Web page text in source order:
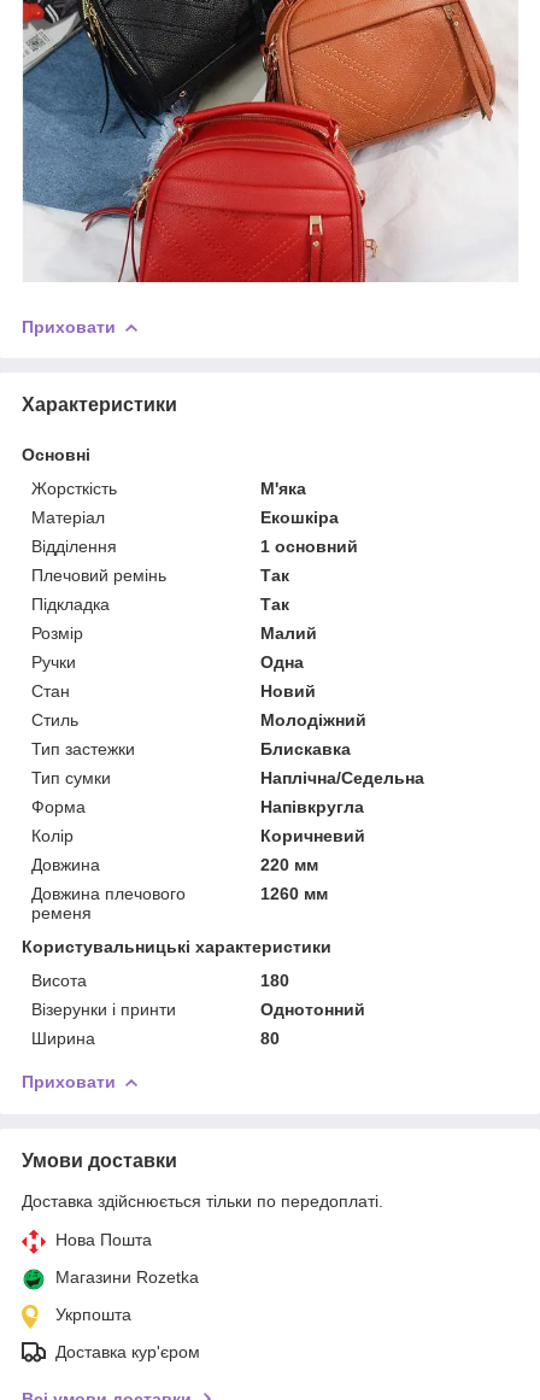
Приховати
Характеристики
Основні
Жорсткість
М'яка
Матеріал
Екошкіра
Відділення
1 основний
Плечовий ремінь
Так
Підкладка
Так
Розмір
Малий
Ручки
Одна
Стан
Новий
Стиль
Молодіжний
Тип застежки
Блискавка
Тип сумки
Наплічна/Седельна
Форма
Напівкругла
Колір
Коричневий
Довжина
220 мм
Довжина плечового
ременя
1260 мм
Користувальницькі характеристики
Висота
180
Візерунки і принти
Однотонний
Ширина
80
Приховати
Умови доставки
Доставка здійснюється тільки по передоплаті.
Нова Пошта
Магазини Rozetka
Укрпошта
Доставка кур'єром